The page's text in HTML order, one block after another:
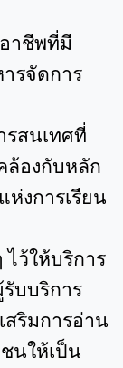
าชีพที่มี
รจัดการ
รสนเทศที่
องกับหลัก
งการเรียน
ไว้ให้บริการ
บบริการ
สริมการอ่าน
นให้เป็น